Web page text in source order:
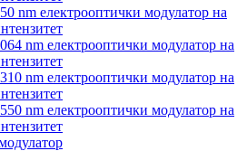
nm електрооптички модулатор на
nm електрооптички модулатор на
nm електрооптички модулатор на
nm електрооптички модулатор на